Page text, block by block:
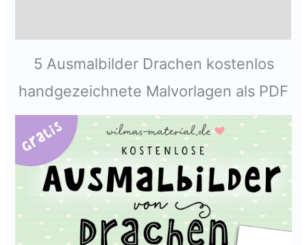
5 Ausmalbilder Drachen kostenlos
handgezeichnete Malvorlagen als PDF